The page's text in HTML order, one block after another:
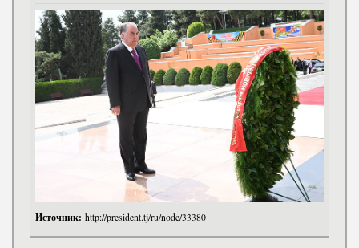
Источник: http://president.tj/ru/node/33380